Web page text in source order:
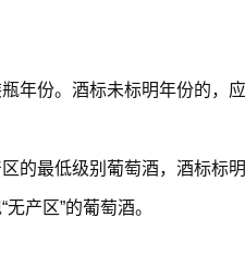
年份。酒标未标明年份的，应
的最低级别葡萄酒，酒标标
产区”的葡萄酒。